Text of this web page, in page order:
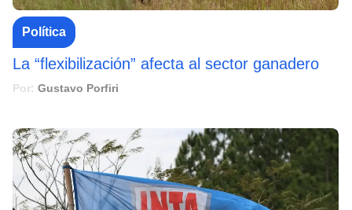
Política
La “flexibilización” afecta al sector ganadero
Por: Gustavo Porfiri